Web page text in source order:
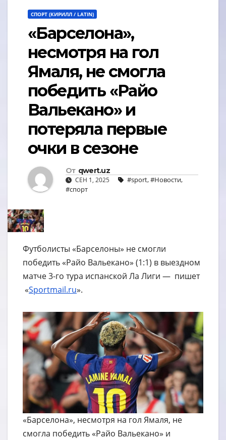
СПОРТ (КИРИЛЛ / LATIN)
«Барселона»,
несмотря на гол
Ямаля, не смогла
победить «Райо
Вальекано» и
потеряла первые
очки в сезоне
От qwert.uz
СЕН 1, 2025 #sport,#Новости,
#спорт
Футболисты «Барселоны» не смогли
победить «Райо Вальекано» (1:1) в выездном
матче 3-го тура испанской Ла Лиги — пишет
«Sportmail.ru».
«Барселона», несмотря на гол Ямаля, не
смогла победить «Райо Вальекано» и